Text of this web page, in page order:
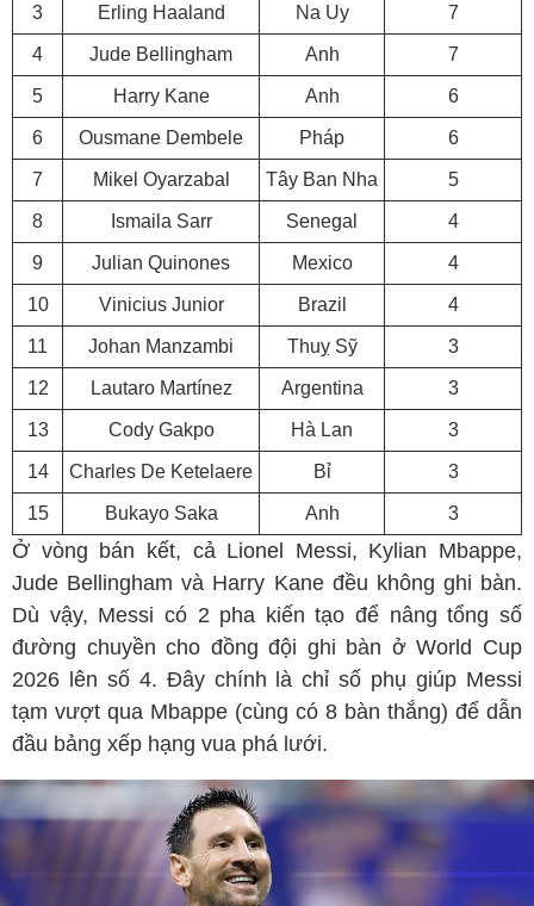
3 Erling Haaland Na Uy 7
4 Jude Bellingham Anh 7
5 Harry Kane Anh 6
6 Ousmane Dembele Pháp 6
7 Mikel Oyarzabal Tây Ban Nha 5
8 Ismaila Sarr Senegal 4
9 Julian Quinones Mexico 4
10 Vinicius Junior Brazil 4
11 Johan Manzambi Thuỵ Sỹ 3
12 Lautaro Martínez Argentina 3
13 Cody Gakpo Hà Lan 3
14 Charles De Ketelaere Bỉ 3
15 Bukayo Saka Anh 3
Ở vòng bán kết, cả Lionel Messi, Kylian Mbappe,
Jude Bellingham và Harry Kane đều không ghi bàn.
Dù vậy, Messi có 2 pha kiến tạo để nâng tổng số
đường chuyền cho đồng đội ghi bàn ở World Cup
2026 lên số 4. Đây chính là chỉ số phụ giúp Messi
tạm vượt qua Mbappe (cùng có 8 bàn thắng) để dẫn
đầu bảng xếp hạng vua phá lưới.